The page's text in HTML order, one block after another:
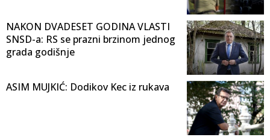
NAKON DVADESET GODINA VLASTI
SNSD-a: RS se prazni brzinom jednog
grada godišnje
ASIM MUJKIĆ: Dodikov Kec iz rukava